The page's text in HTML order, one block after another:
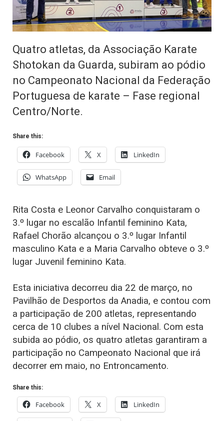
Quatro atletas, da Associação Karate
Shotokan da Guarda, subiram ao pódio
no Campeonato Nacional da Federação
Portuguesa de karate – Fase regional
Centro/Norte.
Share this:
Facebook X LinkedIn
WhatsApp Email
Rita Costa e Leonor Carvalho conquistaram o
3.º lugar no escalão Infantil feminino Kata,
Rafael Chorão alcançou o 3.º lugar Infantil
masculino Kata e a Maria Carvalho obteve o 3.º
lugar Juvenil feminino Kata.
Esta iniciativa decorreu dia 22 de março, no
Pavilhão de Desportos da Anadia, e contou com
a participação de 200 atletas, representando
cerca de 10 clubes a nível Nacional. Com esta
subida ao pódio, os quatro atletas garantiram a
participação no Campeonato Nacional que irá
decorrer em maio, no Entroncamento.
Share this:
Facebook X LinkedIn